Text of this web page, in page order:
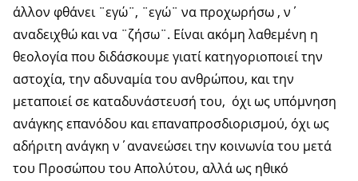
άλλον φθάνει ¨εγώ¨, ¨εγώ¨ να προχωρήσω , ν΄
αναδειχθώ και να ¨ζήσω¨. Είναι ακόμη λαθεμένη η
θεολογία που διδάσκουμε γιατί κατηγοριοποιεί την
αστοχία, την αδυναμία του ανθρώπου, και την
μεταποιεί σε καταδυνάστευσή του, όχι ως υπόμνηση
ανάγκης επανόδου και επαναπροσδιορισμού, όχι ως
αδήριτη ανάγκη ν΄ανανεώσει την κοινωνία του μετά
του Προσώπου του Απολύτου, αλλά ως ηθικό